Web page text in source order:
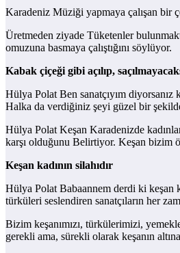
Karadeniz Müziği yapmaya çalışan bir
Üretmeden ziyade Tüketenler
omuzuna basmaya çalıştığını söylüyor.
Kabak çiçeği gibi açılıp,
Hülya Polat Ben sanatçıyım diyorsanız
Halka da verdiğiniz şeyi güzel bir
Hülya Polat Keşan Karadenizde
karşı olduğunu Belirtiyor. Keşan bizim
Keşan kadının silahıdır
Hülya Polat Babaannem derdi ki keşan
türküleri seslendiren sanatçıların her
Bizim keşanımızı, türkülerimizi,
gerekli ama, sürekli olarak keşanın